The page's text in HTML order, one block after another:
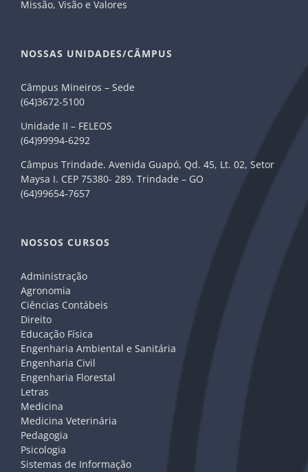
Missão, Visão e Valores
NOSSAS UNIDADES/CÂMPUS
Câmpus Mineiros – Sede
(64)3672-5100
Unidade II – FELEOS
(64)99994-6292
Câmpus Trindade. Avenida Guapó, Qd. 45, Lt. 02, Setor
Maysa I. CEP 75380- 289. Trindade – GO
(64)99654-7657
NOSSOS CURSOS
Administração
Agronomia
Ciências Contábeis
Direito
Educação Física
Engenharia Ambiental e Sanitária
Engenharia Civil
Engenharia Florestal
Letras
Medicina
Medicina Veterinária
Pedagogia
Psicologia
Sistemas de Informação